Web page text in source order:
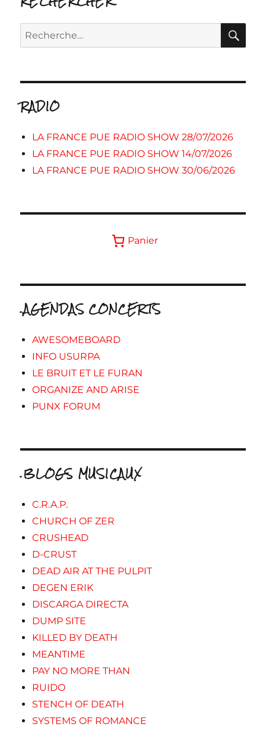
Recherche
pour :
RADIO
LA FRANCE PUE RADIO SHOW 28/07/2026
LA FRANCE PUE RADIO SHOW 14/07/2026
LA FRANCE PUE RADIO SHOW 30/06/2026
Panier
.AGENDAS CONCERTS
AWESOMEBOARD
INFO USURPA
LE BRUIT ET LE FURAN
ORGANIZE AND ARISE
PUNX FORUM
.BLOGS MUSICAUX
C.R.A.P.
CHURCH OF ZER
CRUSHEAD
D-CRUST
DEAD AIR AT THE PULPIT
DEGEN ERIK
DISCARGA DIRECTA
DUMP SITE
KILLED BY DEATH
MEANTIME
PAY NO MORE THAN
RUIDO
STENCH OF DEATH
SYSTEMS OF ROMANCE